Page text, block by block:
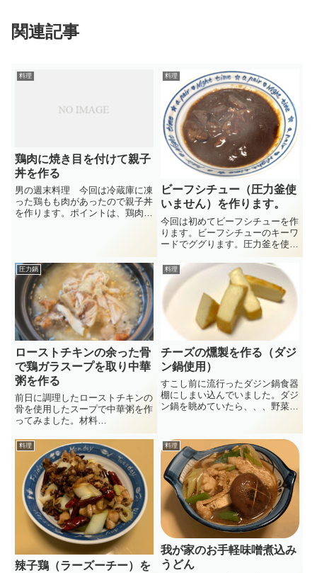
関連記事
料理
鶏肉に焼き目を付けて親子
丼を作る
男の週末料理 今回は冷蔵庫に凍
った鶏もも肉があったので親子丼
を作ります。ポイントは、鶏肉の
(function(b,c,f,g,a,d,e){b.Mosh...
料理
ビーフシチュー（圧力釜使
いません）を作ります。
今回は初めてビーフシチューを作
ります。ビーフシチューのキーワ
ードでググります。圧力釜を使用
したものや市販のルーを使用した
もの、さまざまなレシピが有りま
す。今日は週末の休日、台風が来
ており外にも出られずコロナ禍で
もあるので家でじっとしていま
す...
圧力鍋
ローストチキンの余った骨
で鶏ガラスープを取り中華
粥を作る
前日に調理したローストチキンの
骨を使用したスープで中華粥を作
ってみました。材料
{b.MoshimoAffiliateObject=a;b=b|
|function(){arguments.cur...
料理
チーズの燻製を作る（ダジ
ン鍋使用）
すこし前に流行ったダジン鍋食器
棚にしまい込んでいました。ダジ
ン鍋を眺めていたら、、、野菜の
のでは？早速、スーパーで6Pチ
ーズをチーズを購入！ダジン鍋で
チーズの燻製を作ることにしま
し...
料理
辣子鶏（ラーズーチー）を
料理
我が家のお手軽味噌煮込み
うどん